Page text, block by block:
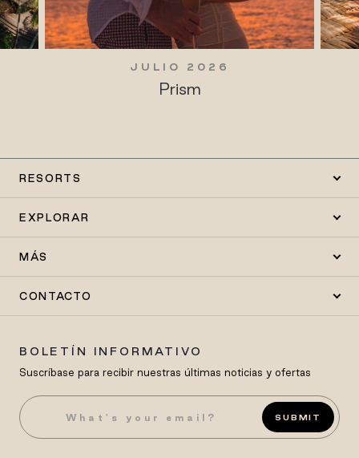
JULIO 2026
Prism
RESORTS
EXPLORAR
MÁS
CONTACTO
BOLETÍN INFORMATIVO
Suscríbase para recibir nuestras últimas noticias y ofertas
SUBMIT